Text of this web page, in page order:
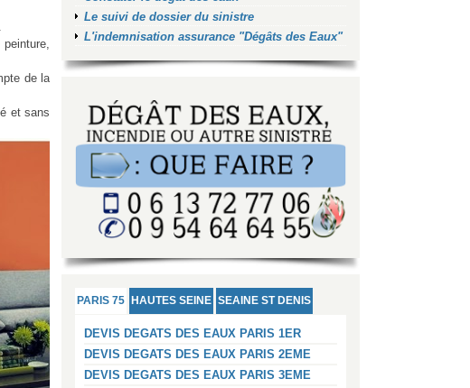
de la
et sans
Le suivi de dossier du sinistre
L'indemnisation assurance "Dégâts des Eaux"
PARIS 75 HAUTES SEINE SEAINE ST DENIS
DEVIS DEGATS DES EAUX PARIS 1ER
DEVIS DEGATS DES EAUX PARIS 2EME
DEVIS DEGATS DES EAUX PARIS 3EME